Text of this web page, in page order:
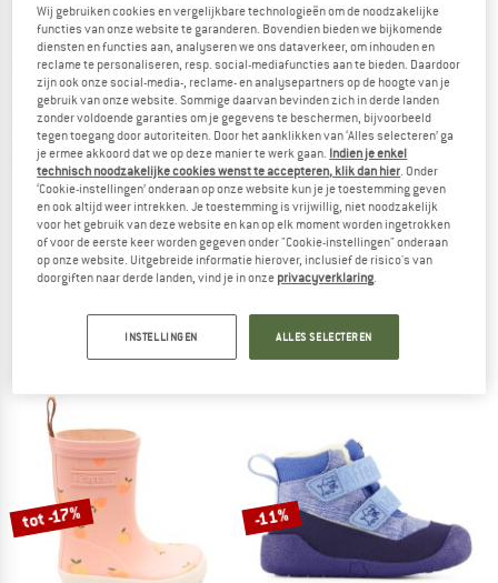
NU TOT MAAR LIEFST -50%
NAAR DE SALE
XERO SHOES
Barefootschoenen
€ 179,95
KOEL
Barefootschoenen
€ 39,95
tot -17% -11%
Wij gebruiken cookies en vergelijkbare technologieën om de noodzakelijke
functies van onze website te garanderen. Bovendien bieden we bijkomende
diensten en functies aan, analyseren we ons dataverkeer, om inhouden en
reclame te personaliseren, resp. social-mediafuncties aan te bieden. Daardoor
zijn ook onze social-media-, reclame- en analysepartners op de hoogte van je
gebruik van onze website. Sommige daarvan bevinden zich in derde landen
zonder voldoende garanties om je gegevens te beschermen, bijvoorbeeld
tegen toegang door autoriteiten. Door het aanklikken van ‘Alles selecteren’ ga
je ermee akkoord dat we op deze manier te werk gaan. Indien je enkel
technisch noodzakelijke cookies wenst te accepteren, klik dan hier . Onder
‘Cookie-instellingen’ onderaan op onze website kun je je toestemming geven
en ook altijd weer intrekken. Je toestemming is vrijwillig, niet noodzakelijk
voor het gebruik van deze website en kan op elk moment worden ingetrokken
of voor de eerste keer worden gegeven onder "Cookie-instellingen" onderaan
op onze website. Uitgebreide informatie hierover, inclusief de risico's van
doorgiften naar derde landen, vind je in onze privacyverklaring
INSTELLINGEN ALLES SELECTEREN